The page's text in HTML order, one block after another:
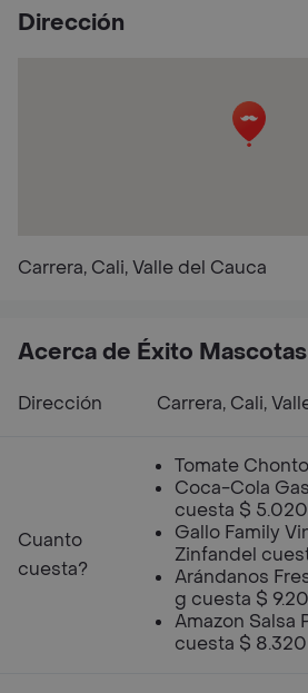
Dirección
Carrera, Cali, Valle del Cauca
Acerca de Éxito Mascotas
Dirección Carrera, Cali,
Cuanto
cuesta?
Tomate
Coca-Cola
cuesta $ 5.020
Gallo Family
Zinfandel
Arándanos
g cuesta $
Amazon Salsa
cuesta $ 8.320